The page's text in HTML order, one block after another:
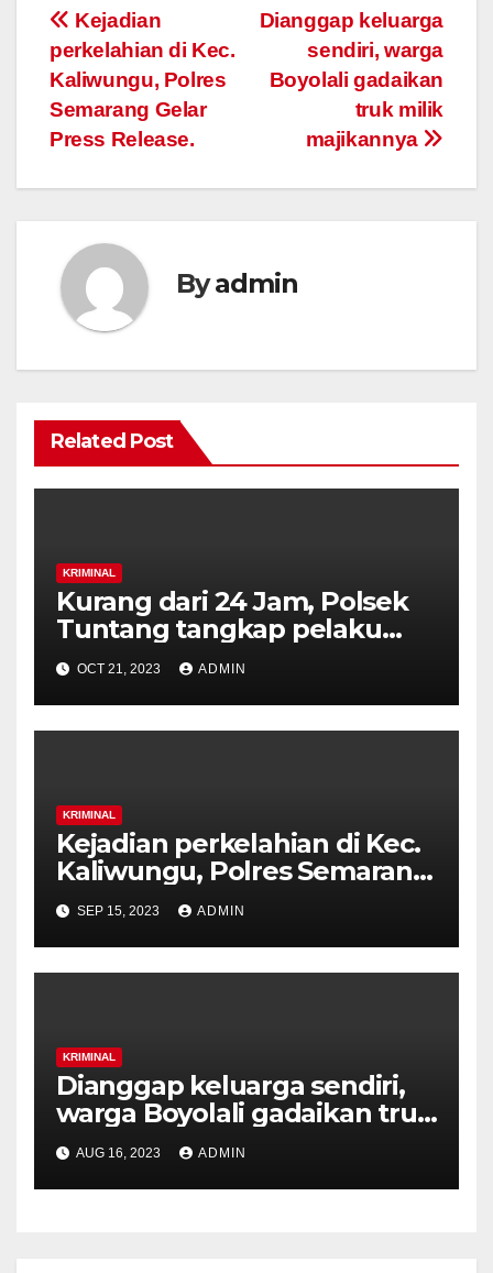
Post
navigation
Dianggap keluarga
sendiri, warga
Boyolali gadaikan
truk milik
majikannya
Kejadian
perkelahian di Kec.
Kaliwungu, Polres
Semarang Gelar
Press Release.
Byadmin
Related Post
KRIMINAL
Kurang dari 24 Jam, Polsek
Tuntang tangkap pelaku
penusukan karyawan
Koperasi.
OCT 21, 2023 ADMIN
KRIMINAL
Kejadian perkelahian di Kec.
Kaliwungu, Polres Semarang
Gelar Press Release.
SEP 15, 2023 ADMIN
KRIMINAL
Dianggap keluarga sendiri,
warga Boyolali gadaikan truk
milik majikannya
AUG 16, 2023 ADMIN